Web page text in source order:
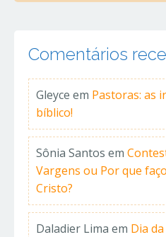
Comentários
Gleyce em Pastoras: as
bíblico!
Sônia Santos em
Vargens ou Por que
Cristo?
Daladier Lima em Dia